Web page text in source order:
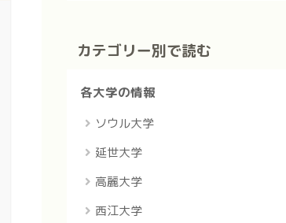
カテゴリー別で読む
各大学の情報
ソウル大学
延世大学
高麗大学
西江大学